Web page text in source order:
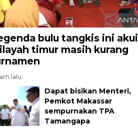
bulu tangkis ini akui
timur masih kurang
lalu
Dapat bisikan Menteri,
Pemkot Makassar
sempurnakan TPA
Tamangapa